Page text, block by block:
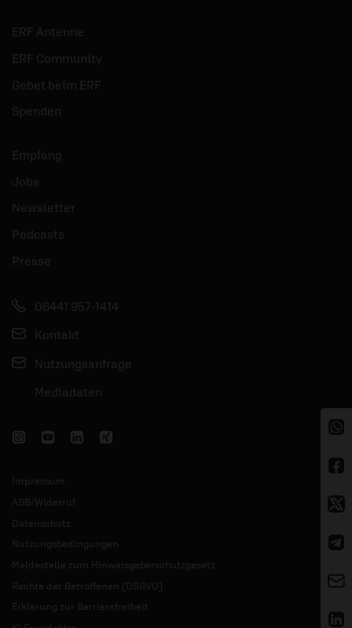
ERF Antenne
ERF Community
Gebet beim ERF
Spenden
Empfang
Jobs
Newsletter
Podcasts
Presse
06441 957-1414
Kontakt
Nutzungsanfrage
Mediadaten
Impressum
AGB/Widerruf
Datenschutz
Nutzungsbedingungen
Meldestelle zum Hinweisgeberschutzgesetz
Rechte der Betroffenen (DSGVO)
Erklärung zur Barrierefreiheit